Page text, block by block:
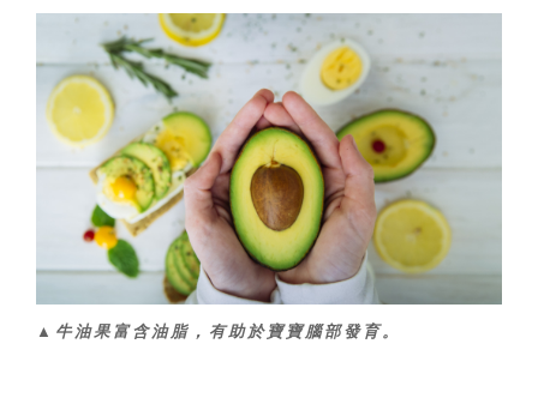
▲牛油果富含油脂，有助於寶寶腦部發育。